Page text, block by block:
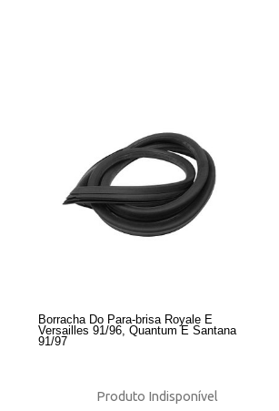
Borracha Do Para-brisa Royale E
Versailles 91/96, Quantum E Santana
91/97
Produto Indisponível